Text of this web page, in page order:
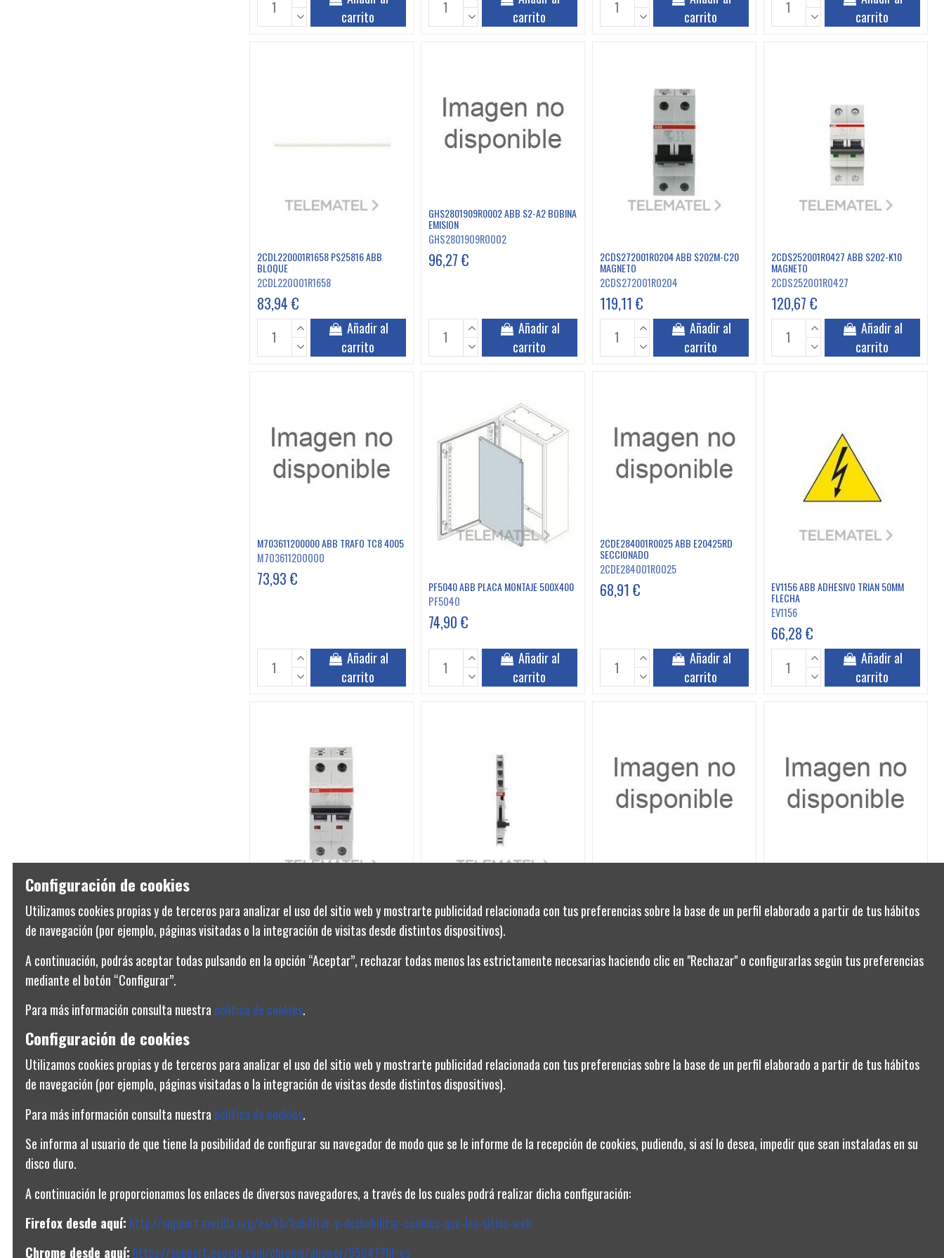
carrito
carrito
carrito
carrito
2CDL220001R1658 PS25816 ABB
BLOQUE
2CDL220001R1658
83,94 €
Añadir al
carrito
GHS2801909R0002 ABB S2-A2 BOBINA
EMISION
GHS2801909R0002
96,27 €
Añadir al
carrito
2CDS272001R0204 ABB S202M-C20
MAGNETO
2CDS272001R0204
119,11 €
Añadir al
carrito
2CDS252001R0427 ABB S202-K10
MAGNETO
2CDS252001R0427
120,67 €
Añadir al
carrito
M703611200000 ABB TRAFO TC8 4005
M703611200000
73,93 €
Añadir al
carrito
PF5040 ABB PLACA MONTAJE 500X400
PF5040
74,90 €
Añadir al
carrito
2CDE284001R0025 ABB E20425RD
SECCIONADO
2CDE284001R0025
68,91 €
Añadir al
carrito
EV1156 ABB ADHESIVO TRIAN 50MM
FLECHA
EV1156
66,28 €
Añadir al
carrito
2CDS272001R0104 ABB S202M-C10
MAGNETO
2CDS272001R0104
113,50 €
2CCS800900R0011 ABB CONTACTO
AUX S800
2CCS800900R0011
92,64 €
115,14 € 82,81 €
CONDICIONES Y PRIVACIDAD
Aviso legal
Condiciones generales de venta
Política de cookies
Media Tensión
Iluminación
Fotovoltaica
Conductores
Cartagena, Murcia
Configuración de cookies
Utilizamos cookies propias y de terceros para analizar el uso del sitio web y mostrarte publicidad relacionada con tus preferencias sobre la base de un perfil elaborado a partir de tus hábitos
de navegación (por ejemplo, páginas visitadas o la integración de visitas desde distintos dispositivos).
A continuación, podrás aceptar todas pulsando en la opción “Aceptar”, rechazar todas menos las estrictamente necesarias haciendo clic en "Rechazar" o configurarlas según tus preferencias
mediante el botón “Configurar”.
Para más información consulta nuestra política de cookies.
Configuración de cookies
Utilizamos cookies propias y de terceros para analizar el uso del sitio web y mostrarte publicidad relacionada con tus preferencias sobre la base de un perfil elaborado a partir de tus hábitos
de navegación (por ejemplo, páginas visitadas o la integración de visitas desde distintos dispositivos).
Para más información consulta nuestra política de cookies.
Se informa al usuario de que tiene la posibilidad de configurar su navegador de modo que se le informe de la recepción de cookies, pudiendo, si así lo desea, impedir que sean instaladas en su
disco duro.
A continuación le proporcionamos los enlaces de diversos navegadores, a través de los cuales podrá realizar dicha configuración:
Firefox desde aquí: http://support.mozilla.org/es/kb/habilitar-y-deshabilitar-cookies-que-los-sitios-web
Chrome desde aquí: https://support.google.com/chrome/answer/95647?hl=es